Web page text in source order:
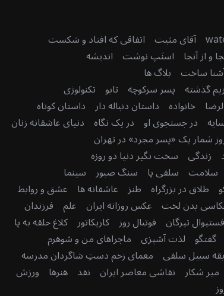
آقای مثبت اتفاقی که افتاد و شکست
و از آنجا اسنَپ نوشت اندیشه
آشنا ساخت بلاگ ها
گذشته پسر سرکوچه تابو تکنولوژی
خانواده داستان دنباله دار داستان کوتاه
در جستجوی او در یک نگاه دنیای عاشقانه زنان
شمار یک «پسر مجرد» در تهران
زندگی سخت نگیر دنیا دو روزه
سلامت سلفی پا سنگ صبور سینما
طلاق در بزرگراه طنز عاشقانه ها عشق و روابط
بدن لخت عکس روزانه ایران علم فرزندان
فستیوال تیرگان فوتبال روز کاریکاتور کلاغ حلقه به پا
گفتگو لذت آشپزی ماجراهای من و شوهرم
سبیل سلفی معمای زخم دستِ شاگردان مدرسه
میر شکار نقاشی معاصر ایران نقد هنرها ورزش